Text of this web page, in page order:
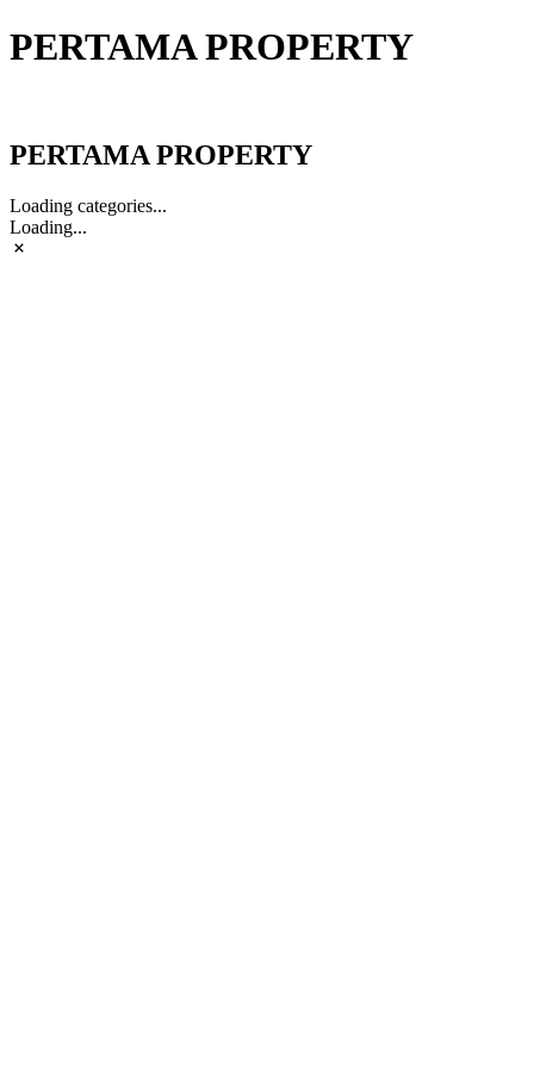
PERTAMA PROPERTY
PERTAMA PROPERTY
Loading categories...
Loading...